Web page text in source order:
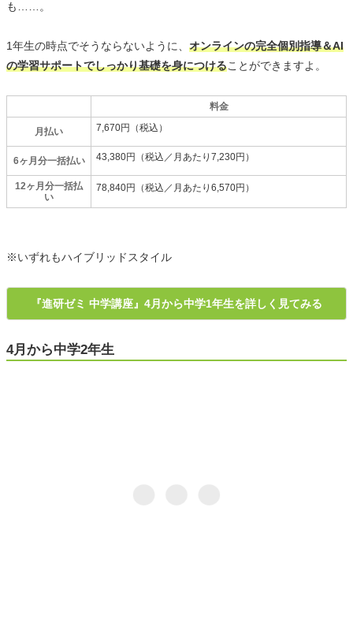
も……。
1年生の時点でそうならないように、 オンラインの完全個別指導＆AI
の学習サポートでしっかり基礎を身につけることができますよ。
料金
月払い 7,670円（税込）
6ヶ月分一括払い 43,380円（税込／月あたり7,230円）
12ヶ月分一括払
い
78,840円（税込／月あたり6,570円）
※いずれもハイブリッドスタイル
『進研ゼミ 中学講座』4月から中学1年生を詳しく見てみる
4月から中学2年生